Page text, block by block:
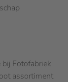
Fotofabriek
assortiment